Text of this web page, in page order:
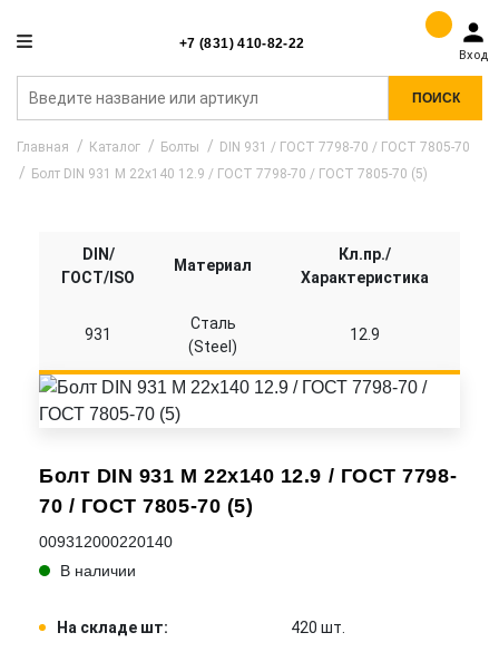
+7 (831) 410-82-22
Вход
ПОИСК
Главная Каталог Болты
DIN 931 / ГОСТ 7798-70 / ГОСТ 7805-70
Болт DIN 931 M 22x140 12.9 / ГОСТ 7798-70 / ГОСТ 7805-70 (5)
Болт DIN 931 M 22x140 12.9 / ГОСТ 7798-
70 / ГОСТ 7805-70 (5)
009312000220140
В наличии
На складе шт:
420 шт.
DIN/
ГОСТ/ISO
Материал
Кл.пр./
Характеристика
931
Сталь
(Steel)
12.9